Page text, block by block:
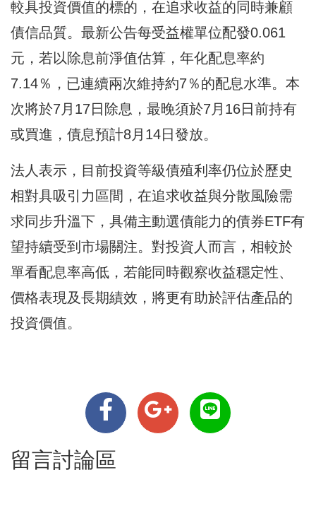
較具投資價值的標的，在追求收益的同時兼顧
債信品質。最新公告每受益權單位配發0.061
元，若以除息前淨值估算，年化配息率約
7.14％，已連續兩次維持約7％的配息水準。本
次將於7月17日除息，最晚須於7月16日前持有
或買進，債息預計8月14日發放。
法人表示，目前投資等級債殖利率仍位於歷史
相對具吸引力區間，在追求收益與分散風險需
求同步升溫下，具備主動選債能力的債券ETF有
望持續受到市場關注。對投資人而言，相較於
單看配息率高低，若能同時觀察收益穩定性、
價格表現及長期績效，將更有助於評估產品的
投資價值。
留言討論區